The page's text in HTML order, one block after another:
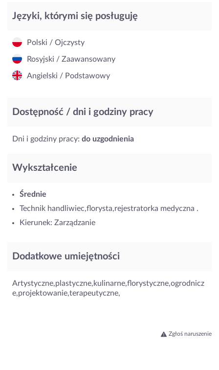
Języki, którymi się posługuję
Polski / Ojczysty
Rosyjski / Zaawansowany
Angielski / Podstawowy
Dostępność / dni i godziny pracy
Dni i godziny pracy: do uzgodnienia
Wykształcenie
Średnie
Technik handliwiec,florysta,rejestratorka medyczna .
Kierunek: Zarządzanie
Dodatkowe umiejętności
Artystyczne,plastyczne,kulinarne,florystyczne,ogrodnicz
e,projektowanie,terapeutyczne,
Zgłoś naruszenie